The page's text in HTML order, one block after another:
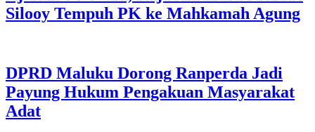
Silooy Tempuh PK ke Mahkamah Agung
DPRD Maluku Dorong Ranperda Jadi
Payung Hukum Pengakuan Masyarakat
Adat